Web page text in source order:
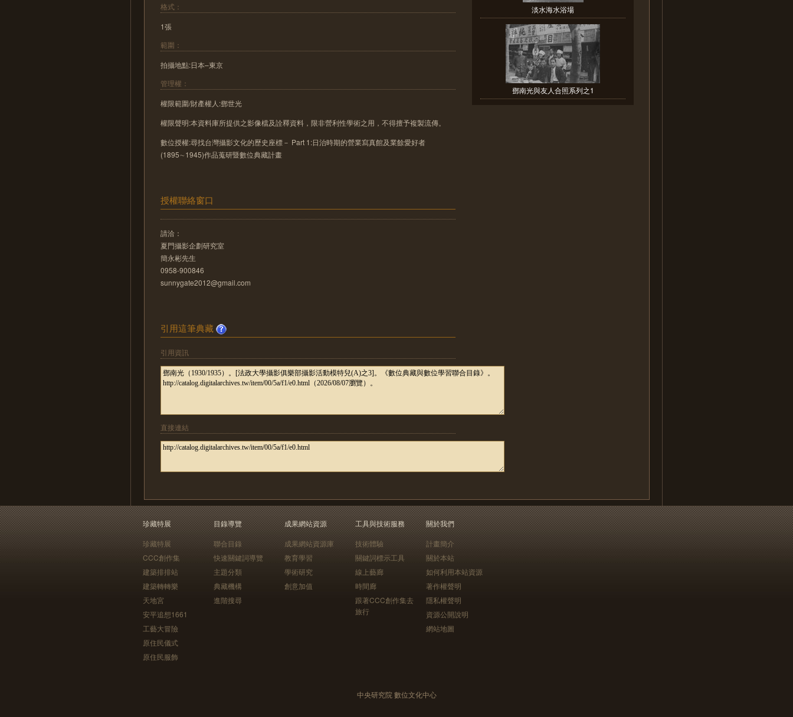
格式：
1張
範圍：
拍攝地點:日本–東京
管理權：
權限範圍/財產權人:鄧世光
權限聲明:本資料庫所提供之影像檔及詮釋資料，限非營利性學術之用，不得擅予複製流傳。
數位授權:尋找台灣攝影文化的歷史座標－ Part 1:日治時期的營業寫真館及業餘愛好者
(1895∼1945)作品蒐研暨數位典藏計畫
授權聯絡窗口
請洽：
夏門攝影企劃研究室
簡永彬先生
0958-900846
sunnygate2012@gmail.com
引用這筆典藏
引用資訊
直接連結
淡水海水浴場
鄧南光與友人合照系列之1
珍藏特展
珍藏特展
CCC創作集
建築排排站
建築轉轉樂
天地宮
安平追想1661
工藝大冒險
原住民儀式
原住民服飾
目錄導覽
聯合目錄
快速關鍵詞導覽
主題分類
典藏機構
進階搜尋
成果網站資源
成果網站資源庫
教育學習
學術研究
創意加值
工具與技術服務
技術體驗
關鍵詞標示工具
線上藝廊
時間廊
跟著CCC創作集去
旅行
關於我們
計畫簡介
關於本站
如何利用本站資源
著作權聲明
隱私權聲明
資源公開說明
網站地圖
中央研究院 數位文化中心